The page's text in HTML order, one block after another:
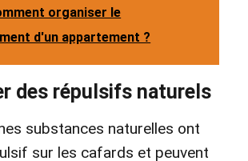
organiser le
d'un appartement ?
des répulsifs naturels
substances naturelles ont
sur les cafards et peuvent